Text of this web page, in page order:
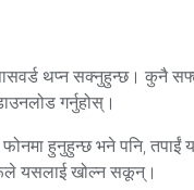
थप्न सक्नुहुन्छ। कुनै
गर्नुहोस्।
हुनुहुन्छ भने पनि, तपाईं
यसलाई खोल्न सकून्।